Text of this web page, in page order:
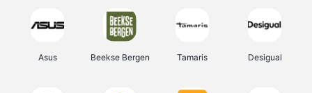
Asus Beekse Bergen Tamaris Desigual